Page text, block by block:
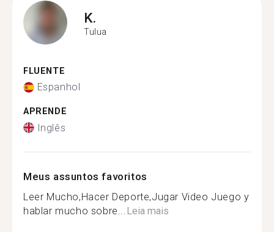
K.
Tulua
FLUENTE
Espanhol
APRENDE
Inglês
Meus assuntos favoritos
Leer Mucho,Hacer Deporte,Jugar Video Juego y
hablar mucho sobre... Leia mais